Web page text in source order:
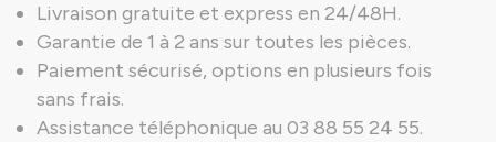
Livraison gratuite et express en 24/48H.
Garantie de 1 à 2 ans sur toutes les pièces.
Paiement sécurisé, options en plusieurs fois
sans frais.
Assistance téléphonique au 03 88 55 24 55.